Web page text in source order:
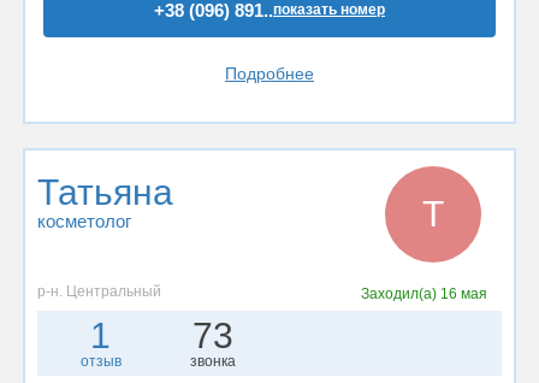
+38 (096) 891..показать номер
Подробнее
Татьяна
косметолог Т
р-н. Центральный Заходил(а) 16 мая
1
отзыв
73
звонка